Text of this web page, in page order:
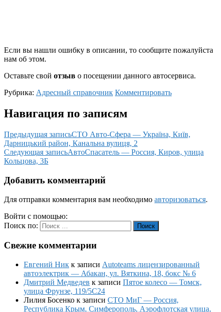
Если вы нашли ошибку в описании, то сообщите пожалуйста
нам об этом.
Оставьте свой отзыв о посещении данного автосервиса.
Рубрика: Адресный справочник Комментировать
Навигация по записям
Предыдущая записьСТО Авто-Сфера — Україна, Київ,
Дарницький район, Канальна вулиця, 2
Следующая записьАвтоСпасатель — Россия, Киров, улица
Кольцова, 3Б
Добавить комментарий
Для отправки комментария вам необходимо авторизоваться.
Войти с помощью:
Поиск по:
Поиск
Свежие комментарии
Евгений Ник к записи Autoteams лицензированный
автоэлектрик — Абакан, ул. Вяткина, 18, бокс № 6
Дмитрий Медведев к записи Пятое колесо — Томск,
улица Фрунзе, 119/5С24
Лилия Босенко к записи СТО МиГ — Россия,
Республика Крым, Симферополь, Аэрофлотская улица,